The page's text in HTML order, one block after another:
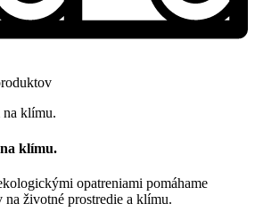
klímu.
opatreniami pomáhame
životné prostredie a klímu.